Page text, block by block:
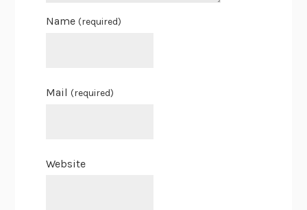
Name(required)
Mail(required)
Website